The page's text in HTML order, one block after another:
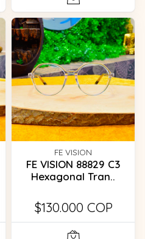
FE VISION
FE VISION 88829 C3
Hexagonal Tran..
$130.000 COP